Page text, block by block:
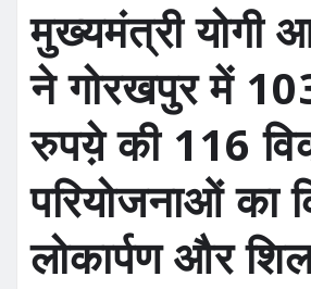
मुख्यमंत्री योगी
ने गोरखपुर में
रुपये़ की 116
परियोजनाओं का
लोकार्पण और